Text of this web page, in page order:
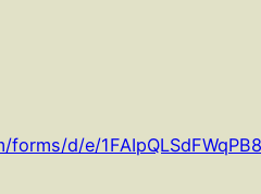
d/e/